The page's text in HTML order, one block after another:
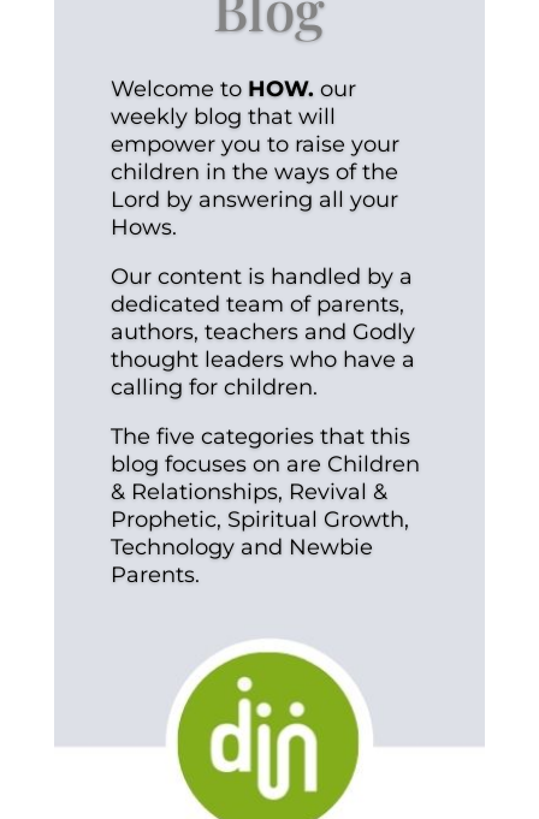
Welcome to HOW. our
weekly blog that will
empower you to raise your
children in the ways of the
Lord by answering all your
Hows.
Our content is handled by a
dedicated team of parents,
authors, teachers and Godly
thought leaders who have a
calling for children.
The five categories that this
blog focuses on are Children
& Relationships, Revival &
Prophetic, Spiritual Growth,
Technology and Newbie
Parents.